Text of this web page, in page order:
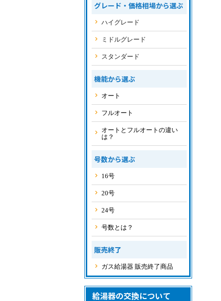
グレード・価格相場から選ぶ
ハイグレード
ミドルグレード
スタンダード
機能から選ぶ
オート
フルオート
オートとフルオートの違い
は？
号数から選ぶ
16号
20号
24号
号数とは？
販売終了
ガス給湯器 販売終了商品
給湯器の交換について